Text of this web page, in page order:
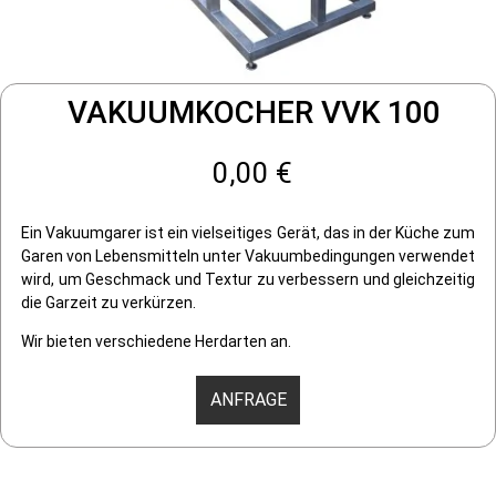
VAKUUMKOCHER VVK 100
0,00 €
Ein Vakuumgarer ist ein vielseitiges Gerät, das in der Küche zum
Garen von Lebensmitteln unter Vakuumbedingungen verwendet
wird, um Geschmack und Textur zu verbessern und gleichzeitig
die Garzeit zu verkürzen.
Wir bieten verschiedene Herdarten an.
ANFRAGE